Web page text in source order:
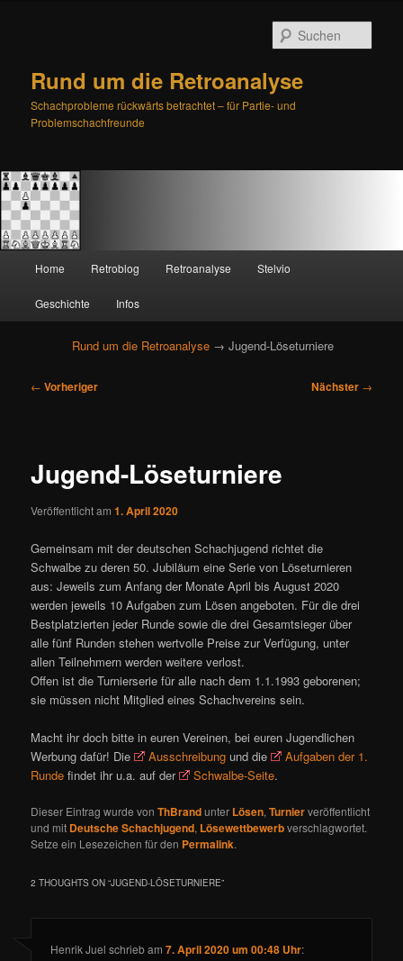
Rund um die Retroanalyse
Schachprobleme rückwärts betrachtet – für Partie- und
Problemschachfreunde
Zum
primären
Inhalt
springen
Zum
sekundären
Inhalt
springen
Home Retroblog Retroanalyse Stelvio
Geschichte Infos
Rund um die Retroanalyse → Jugend-Löseturniere
B
a
s
a
v
i
g
a
t
i
o
n
← Vorheriger Nächster →
Jugend-Löseturniere
Veröffentlicht am1. April 2020
Gemeinsam mit der deutschen Schachjugend richtet die
Schwalbe zu deren 50. Jubiläum eine Serie von Löseturnieren
aus: Jeweils zum Anfang der Monate April bis August 2020
werden jeweils 10 Aufgaben zum Lösen angeboten. Für die drei
Bestplatzierten jeder Runde sowie die drei Gesamtsieger über
alle fünf Runden stehen wertvolle Preise zur Verfügung, unter
allen Teilnehmern werden weitere verlost.
Offen ist die Turnierserie für alle nach dem 1.1.1993 geborenen;
sie müssen nicht Mitglied eines Schachvereins sein.
Macht ihr doch bitte in euren Vereinen, bei euren Jugendlichen
Werbung dafür! Die
Ausschreibung und die
Aufgaben der 1.
Runde findet ihr u.a. auf der Schwalbe-Seite.
Dieser Eintrag wurde vonThBrandunter Lösen,Turnierveröffentlicht
und mit Deutsche Schachjugend, Lösewettbewerbverschlagwortet.
Setze ein Lesezeichen für den Permalink.
2 THOUGHTS ON “JUGEND-LÖSETURNIERE”
Henrik Juel schriebam7. April 2020 um 00:48 Uhr: